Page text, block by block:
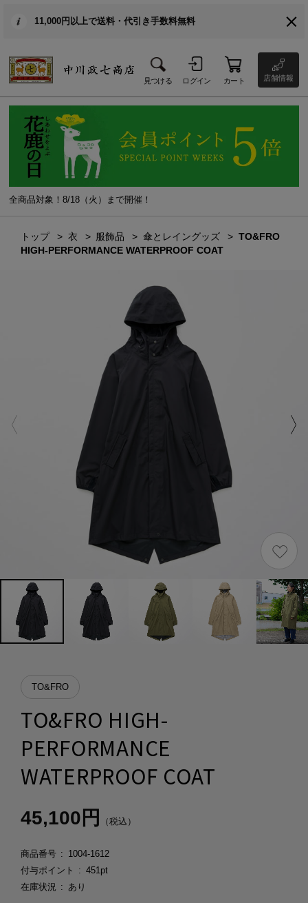
11,000円以上で送料・代引き手数料無料
見つける ログイン カート 店舗情報
全商品対象！8/18（火）まで開催！
トップ 衣 服飾品 傘とレイングッズ
TO&FRO
HIGH-PERFORMANCE WATERPROOF COAT
TO&FRO
TO&FRO HIGH-
PERFORMANCE
WATERPROOF COAT
45,100円 （税込）
商品番号
1004-1612
付与ポイント
451pt
在庫状況
あり